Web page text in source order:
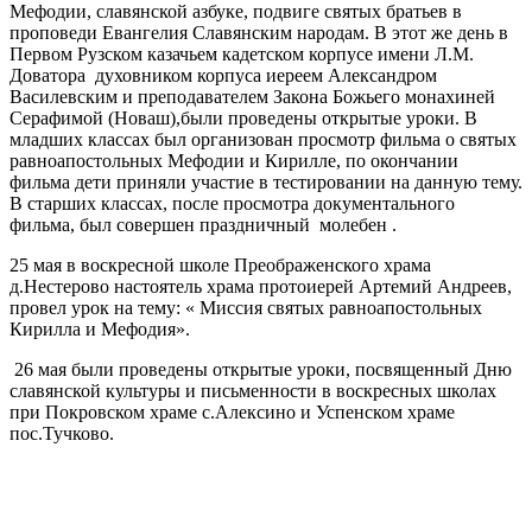
Мефодии, славянской азбуке, подвиге святых братьев в
проповеди Евангелия Славянским народам. В этот же день в
Первом Рузском казачьем кадетском корпусе имени Л.М.
Доватора духовником корпуса иереем Александром
Василевским и преподавателем Закона Божьего монахиней
Серафимой (Новаш),были проведены открытые уроки. В
младших классах был организован просмотр фильма о святых
равноапостольных Мефодии и Кирилле, по окончании
фильма дети приняли участие в тестировании на данную тему.
В старших классах, после просмотра документального
фильма, был совершен праздничный молебен .
25 мая в воскресной школе Преображенского храма
д.Нестерово настоятель храма протоиерей Артемий Андреев,
провел урок на тему: « Миссия святых равноапостольных
Кирилла и Мефодия».
26 мая были проведены открытые уроки, посвященный Дню
славянской культуры и письменности в воскресных школах
при Покровском храме с.Алексино и Успенском храме
пос.Тучково.